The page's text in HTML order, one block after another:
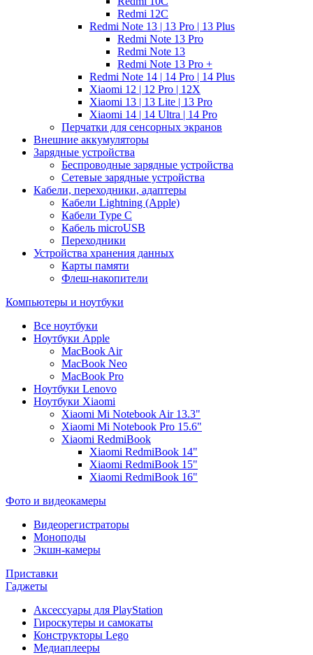
Redmi 12C
Redmi Note 13 | 13 Pro | 13 Plus
Redmi Note 13 Pro
Redmi Note 13
Redmi Note 13 Pro +
Redmi Note 14 | 14 Pro | 14 Plus
Xiaomi 12 | 12 Pro | 12X
Xiaomi 13 | 13 Lite | 13 Pro
Xiaomi 14 | 14 Ultra | 14 Pro
Перчатки для сенсорных экранов
Внешние аккумуляторы
Зарядные устройства
Беспроводные зарядные устройства
Сетевые зарядные устройства
Кабели, переходники, адаптеры
Кабели Lightning (Apple)
Кабели Type C
Кабель microUSB
Переходники
Устройства хранения данных
Карты памяти
Флеш-накопители
Компьютеры и ноутбуки
Все ноутбуки
Ноутбуки Apple
MacBook Air
MacBook Neo
MacBook Pro
Ноутбуки Lenovo
Ноутбуки Xiaomi
Xiaomi Mi Notebook Air 13.3"
Xiaomi Mi Notebook Pro 15.6"
Xiaomi RedmiBook
Xiaomi RedmiBook 14"
Xiaomi RedmiBook 15"
Xiaomi RedmiBook 16"
Фото и видеокамеры
Видеорегистраторы
Моноподы
Экшн-камеры
Приставки
Гаджеты
Аксессуары для PlayStation
Гироскутеры и самокаты
Конструкторы Lego
Медиаплееры